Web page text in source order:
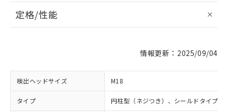
定格/性能
情報更新：2025/09/04
検出ヘッドサイズ M18
タイプ 円柱型（ネジつき）、シールドタイプ